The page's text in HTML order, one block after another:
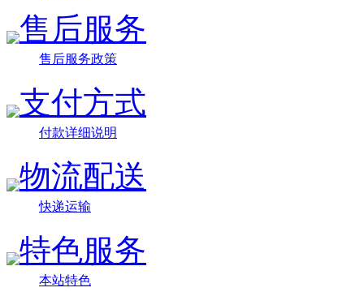
售后服务
售后服务政策
支付方式
付款详细说明
物流配送
快递运输
特色服务
本站特色